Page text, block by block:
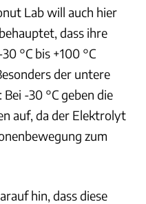
Lab will auch hier
dass ihre
°C bis +100 °C
der untere
-30 °C geben die
auf, da der Elektrolyt
zum
hin, dass diese